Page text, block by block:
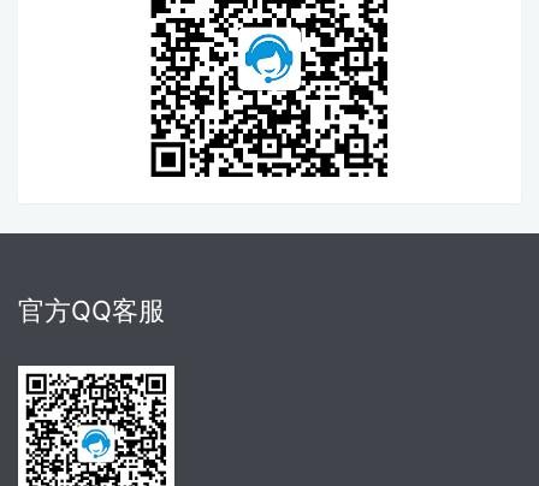
官方QQ客服